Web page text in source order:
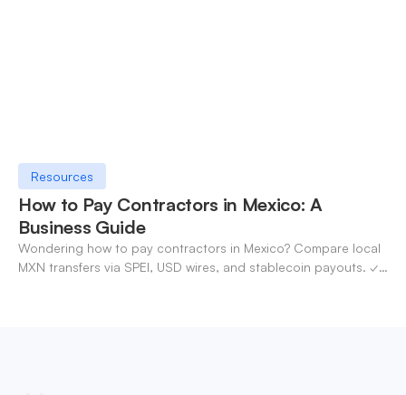
Resources
How to Pay Contractors in Mexico: A
Business Guide
Wondering how to pay contractors in Mexico? Compare local
MXN transfers via SPEI, USD wires, and stablecoin payouts. ✓